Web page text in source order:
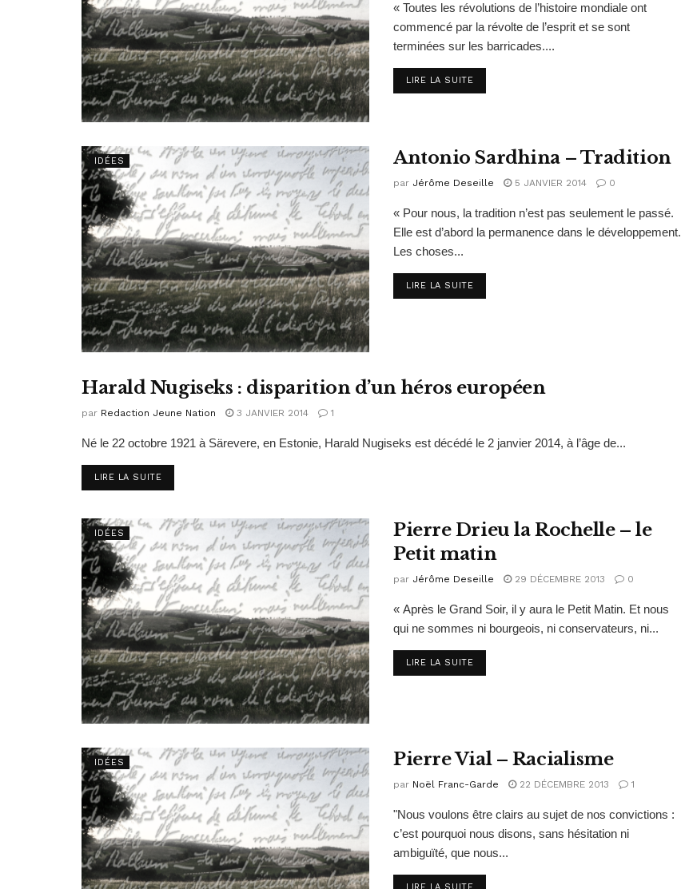
« Toutes les révolutions de l’histoire mondiale ont
commencé par la révolte de l’esprit et se sont
terminées sur les barricades....
LIRE LA SUITEDETAILS
IDÉES Antonio Sardhina – Tradition
par Jérôme Deseille 5 JANVIER 2014 0
« Pour nous, la tradition n’est pas seulement le passé.
Elle est d’abord la permanence dans le développement.
Les choses...
LIRE LA SUITEDETAILS
HISTOIRE
Harald Nugiseks : disparition d’un héros européen
par Redaction Jeune Nation 3 JANVIER 2014 1
Né le 22 octobre 1921 à Särevere, en Estonie, Harald Nugiseks est décédé le 2 janvier 2014, à l’âge de...
LIRE LA SUITEDETAILS
IDÉES
Pierre Drieu la Rochelle – le
Petit matin
par Jérôme Deseille 29 DÉCEMBRE 2013 0
« Après le Grand Soir, il y aura le Petit Matin. Et nous
qui ne sommes ni bourgeois, ni conservateurs, ni...
LIRE LA SUITEDETAILS
IDÉES Pierre Vial – Racialisme
par Noël Franc-Garde 22 DÉCEMBRE 2013 1
"Nous voulons être clairs au sujet de nos convictions :
c’est pourquoi nous disons, sans hésitation ni
ambiguïté, que nous...
DETAILS